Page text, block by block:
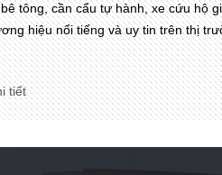
tông, cần cẩu tự hành, xe cứu hộ
hiệu nổi tiếng và uy tin trên thị
tiết